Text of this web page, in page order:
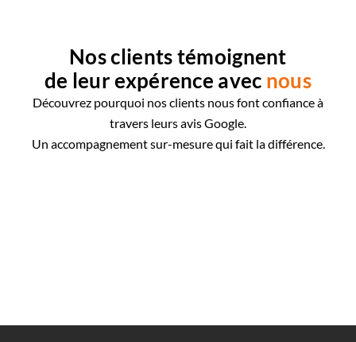
Nos clients témoignent
de leur expérence avec nous
Découvrez pourquoi nos clients nous font confiance à
travers leurs avis Google.
Un accompagnement sur-mesure qui fait la différence.